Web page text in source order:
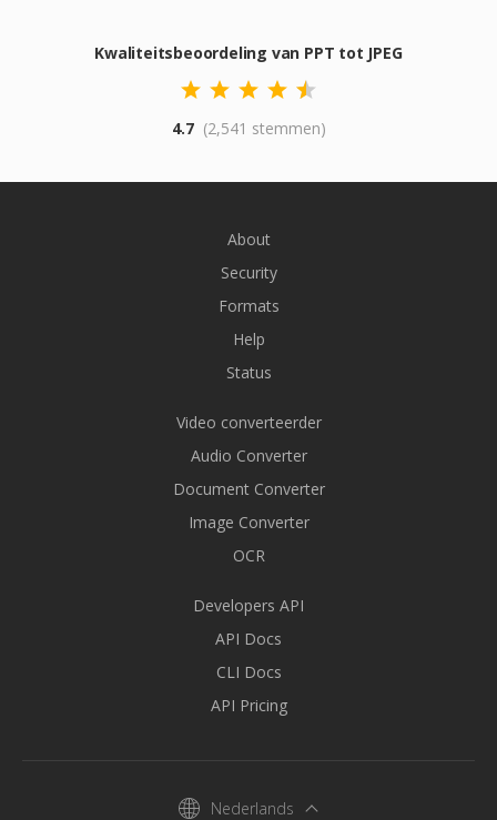
Kwaliteitsbeoordeling van PPT tot JPEG
4.7 (2,541 stemmen)
About
Security
Formats
Help
Status
Video converteerder
Audio Converter
Document Converter
Image Converter
OCR
Developers API
API Docs
CLI Docs
API Pricing
Nederlands